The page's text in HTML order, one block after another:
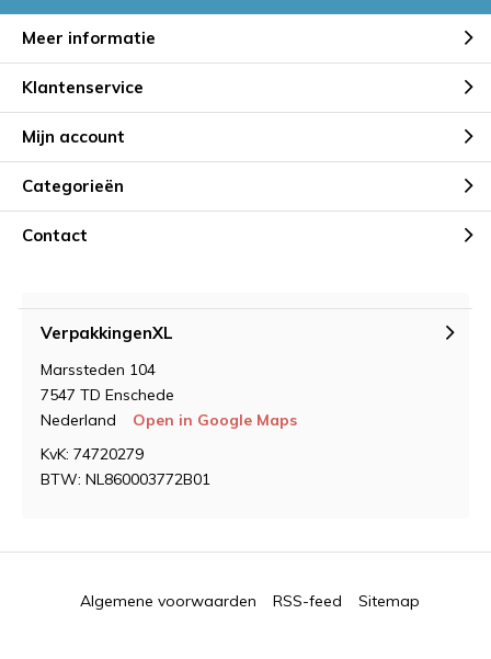
Meer informatie
Klantenservice
Mijn account
Categorieën
Contact
VerpakkingenXL
Marssteden 104
7547 TD Enschede
Nederland
Open in Google Maps
KvK: 74720279
BTW: NL860003772B01
Algemene voorwaarden RSS-feed Sitemap